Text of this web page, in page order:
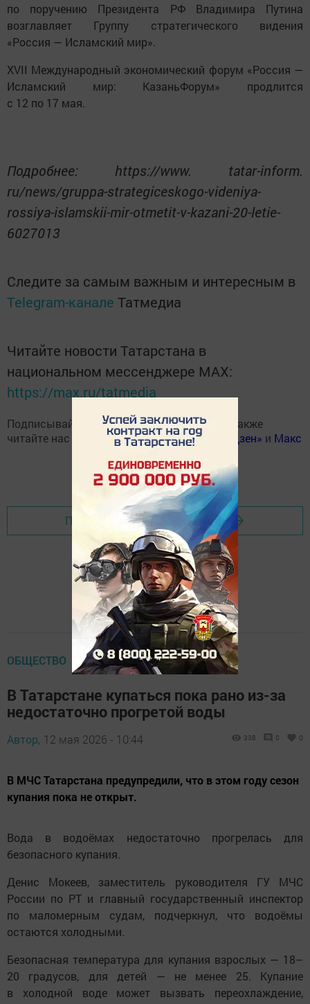
по поручению Президента РФ Владимира Путина
возглавляет Группу стратегического видения
«Россия — Исламский мир».
ХVII Международный экономический форум «Россия —
Исламский мир: КазаньФорум» продлится
с 12 по 17 мая.
Подробнее: https://www. tatar-inform.
ru/news/gruppa-strategiceskogo-videniya-
rossiya-islamskii-mir-otmetit-v-kazani-20-letie-
6027013
Следите за самым важным и интересным в
Telegram-канале Татмедиа
Читайте новости Татарстана в
национальном мессенджере MАХ:
https://max.ru/tatmedia
Подписывайтесь на нашTelegram-канал
, а также
читайте нас
Вконтакте,Одноклассниках «Дзен» и Макс
Перейти на страницу новости
ОБЩЕСТВО
В Татарстане купаться пока рано из-за
недостаточно прогретой воды
Автор, 12 мая 2026 - 10:44 338 0 0
В МЧС Татарстана предупредили, что в этом году сезон
купания пока не открыт.
Вода в водоёмах недостаточно прогрелась для
безопасного купания.
Денис Мокеев, заместитель руководителя ГУ МЧС
России по РТ и главный государственный инспектор
по маломерным судам, подчеркнул, что водоёмы
остаются холодными.
Безопасная температура для купания взрослых — 18–
20 градусов, для детей — не менее 25. Купание
в холодной воде может вызвать переохлаждение,